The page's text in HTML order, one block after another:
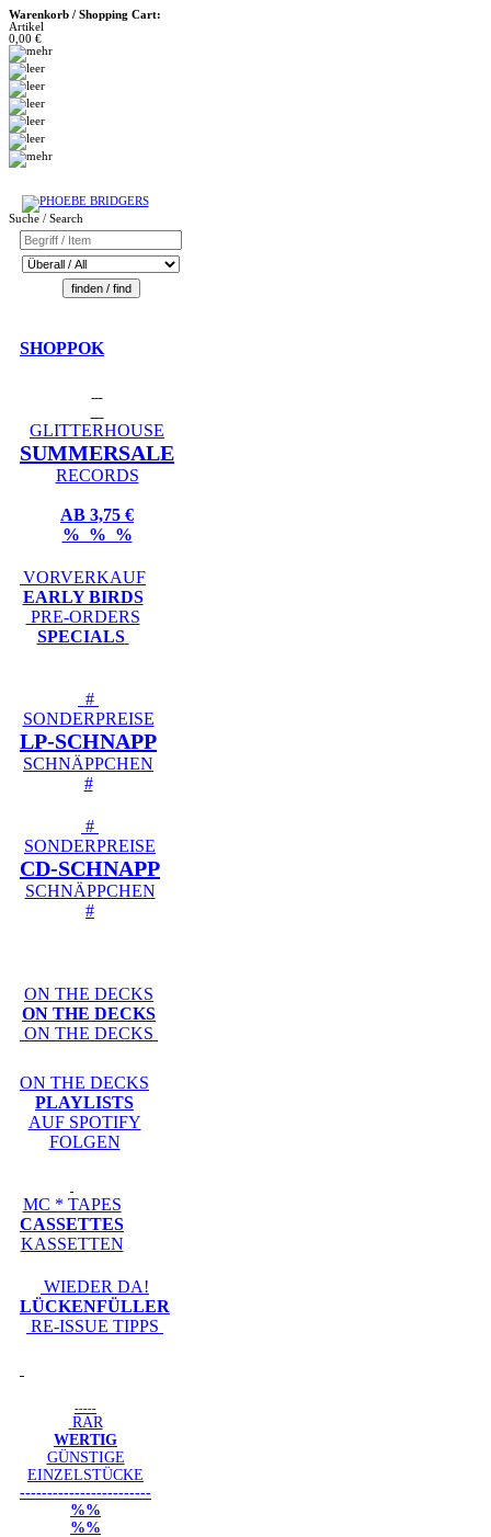
Warenkorb / Shopping Cart:
Artikel
0,00 €
Suche / Search
SHOPPOK
GLITTERHOUSE
SUMMERSALE
RECORDS
AB 3,75 €
% % %
VORVERKAUF
EARLY BIRDS
PRE-ORDERS
SPECIALS
#
SONDERPREISE
LP-SCHNAPP
SCHNÄPPCHEN
#
#
SONDERPREISE
CD-SCHNAPP
SCHNÄPPCHEN
#
ON THE DECKS
ON THE DECKS
ON THE DECKS
ON THE DECKS
PLAYLISTS
AUF SPOTIFY
FOLGEN
MC * TAPES
CASSETTES
KASSETTEN
WIEDER DA!
LÜCKENFÜLLER
RE-ISSUE TIPPS
-----
RAR
WERTIG
GÜNSTIGE
EINZELSTÜCKE
------------------------
%%
%%